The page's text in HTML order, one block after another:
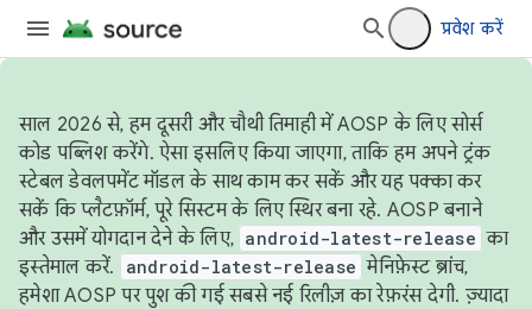
प्रवेश करें
साल 2026 से, हम दूसरी और चौथी तिमाही में AOSP के लिए सोर्स
कोड पब्लिश करेंगे. ऐसा इसलिए किया जाएगा, ताकि हम अपने ट्रंक
स्टेबल डेवलपमेंट मॉडल के साथ काम कर सकें और यह पक्का कर
सकें कि प्लैटफ़ॉर्म, पूरे सिस्टम के लिए स्थिर बना रहे. AOSP बनाने
और उसमें योगदान देने के लिए, android-latest-release का
इस्तेमाल करें.
android-latest-release मेनिफ़ेस्ट ब्रांच,
हमेशा AOSP पर पुश की गई सबसे नई रिलीज़ का रेफ़रंस देगी. ज़्यादा